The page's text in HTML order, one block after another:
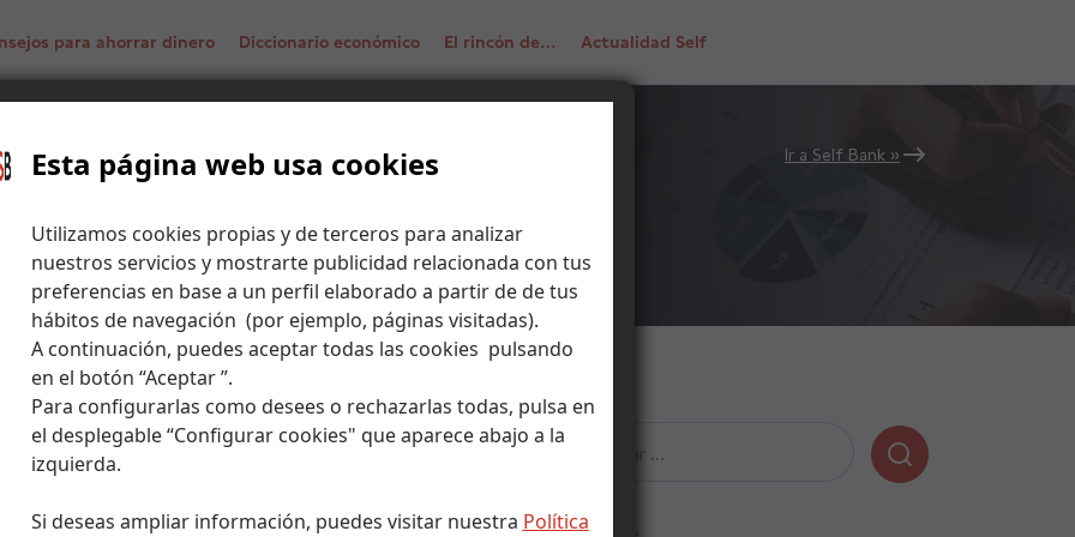
Esta página web usa cookies
Utilizamos cookies propias y de terceros para analizar
nuestros servicios y mostrarte publicidad relacionada con tus
preferencias en base a un perfil elaborado a partir de de tus
hábitos de navegación (por ejemplo, páginas visitadas).
A continuación, puedes aceptar todas las cookies pulsando
en el botón “Aceptar ”.
Para configurarlas como desees o rechazarlas todas, pulsa en
el desplegable “Configurar cookies" que aparece abajo a la
izquierda.
Si deseas ampliar información, puedes visitar nuestra Política
para ahorrar dinero Diccionario económico El rincón de… Actualidad Self
Ir a Self Bank »